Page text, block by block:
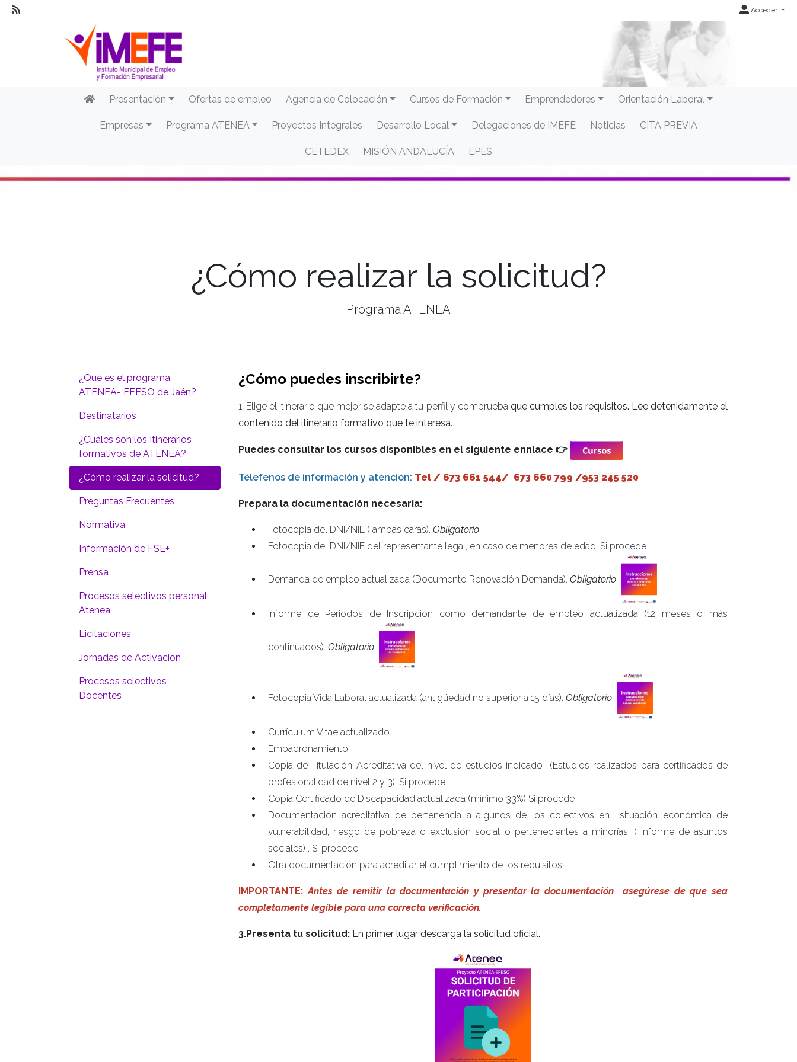
Acceder
Presentación Ofertas de empleo Agencia de Colocación Cursos de Formación Emprendedores Orientación Laboral
Empresas Programa ATENEA Proyectos Integrales Desarrollo Local Delegaciones de IMEFE Noticias CITA PREVIA
CETEDEX MISIÓN ANDALUCÍA EPES
¿Cómo realizar la solicitud?
Programa ATENEA
¿Qué es el programa
ATENEA- EFESO de Jaén?
Destinatarios
¿Cuáles son los Itinerarios
formativos de ATENEA?
¿Cómo realizar la solicitud?
Preguntas Frecuentes
Normativa
Información de FSE+
Prensa
Procesos selectivos personal
Atenea
Licitaciones
Jornadas de Activación
Procesos selectivos
Docentes
¿Cómo puedes inscribirte?
1. Elige el itinerario que mejor se adapte a tu perfil y comprueba que cumples los requisitos. Lee detenidamente el
contenido del itinerario formativo que te interesa.
Puedes consultar los cursos disponibles en el siguiente ennlace 👉
Télefenos de información y atención: Tel / 673 661 544/ 673 660 799 /953 245 520
Prepara la documentación necesaria:
Fotocopia del DNI/NIE ( ambas caras). Obligatorio
Fotocopia del DNI/NIE del representante legal, en caso de menores de edad. Si procede
Demanda de empleo actualizada (Documento Renovación Demanda). Obligatorio
Informe de Periodos de Inscripción como demandante de empleo actualizada (12 meses o más
continuados). Obligatorio
Fotocopia Vida Laboral actualizada (antigüedad no superior a 15 días). Obligatorio
Currículum Vitae actualizado.
Empadronamiento.
Copia de Titulación Acreditativa del nivel de estudios indicado
(Estudios realizados para certificados de
profesionalidad de nivel 2 y 3). Si procede
Copia Certificado de Discapacidad actualizada (mínimo 33%) Si procede
Documentación acreditativa de pertenencia a algunos de los colectivos en situación económica de
vulnerabilidad, riesgo de pobreza o exclusión social o pertenecientes a minorías. ( informe de asuntos
sociales) . Si procede
Otra documentación para acreditar el cumplimiento de los requisitos.
IMPORTANTE: Antes de remitir la documentación y presentar la documentación asegúrese de que sea
completamente legible para una correcta verificación.
3.Presenta tu solicitud: En primer lugar descarga la solicitud oficial.